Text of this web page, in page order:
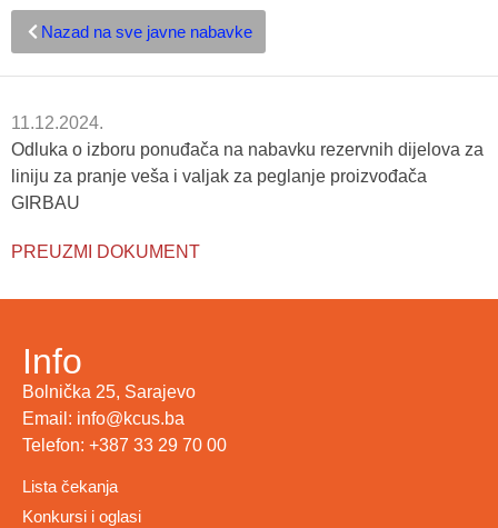
Nazad na sve javne nabavke
11.12.2024.
Odluka o izboru ponuđača na nabavku rezervnih dijelova za
liniju za pranje veša i valjak za peglanje proizvođača
GIRBAU
PREUZMI DOKUMENT
Info
Bolnička 25, Sarajevo
Email: info@kcus.ba
Telefon: +387 33 29 70 00
Lista čekanja
Konkursi i oglasi